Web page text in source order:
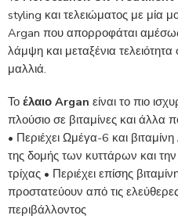
styling και τελειώματος με μία
Argan που απορροφάται
λάμψη και μεταξένια
μαλλιά.
Το έλαιο Argan είναι το πιο
πλούσιο σε βιταμίνες και άλλα
• Περιέχει Ωμέγα-6 και
της δομής των κυττάρων και
τρίχας • Περιέχει επίσης
προστατεύουν από τις ελεύθερες
περιβάλλοντος